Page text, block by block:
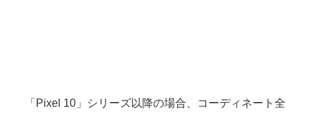
「Pixel 10」シリーズ以降の場合、コーディネート全